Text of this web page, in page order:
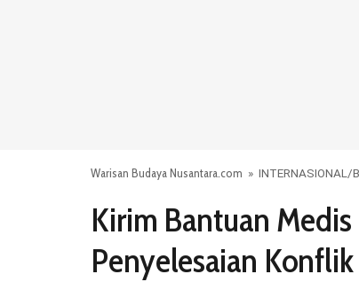
Warisan Budaya Nusantara.com » INTERNASIONAL /
Kirim Bantuan
Penyelesaian Konflik